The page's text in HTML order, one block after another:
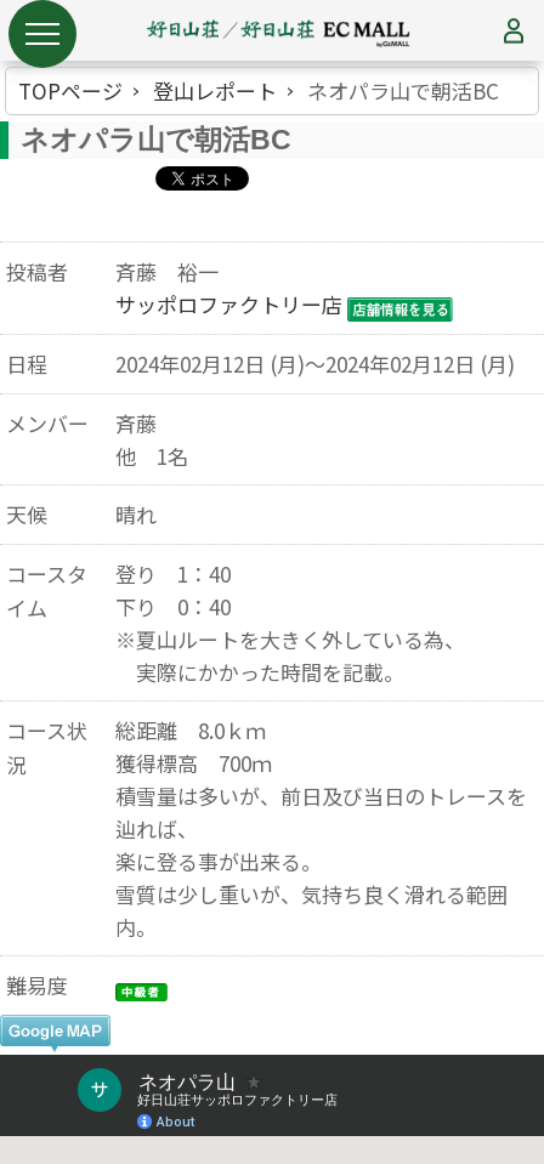
TOPページ 登山レポート ネオパラ山で朝活BC
ネオパラ山で朝活BC
投稿者
斉藤 裕一
サッポロファクトリー店
日程
2024年02月12日 (月)～2024年02月12日 (月)
メンバー
斉藤
他 1名
天候
晴れ
コースタ
イム
登り 1：40
下り 0：40
※夏山ルートを大きく外している為、
実際にかかった時間を記載。
コース状
況
総距離 8.0ｋｍ
獲得標高 700ｍ
積雪量は多いが、前日及び当日のトレースを
辿れば、
楽に登る事が出来る。
雪質は少し重いが、気持ち良く滑れる範囲
内。
難易度